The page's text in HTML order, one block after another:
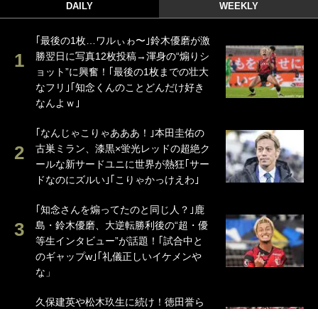
DAILY WEEKLY
｢最後の1枚…ワルぃゎ〜｣鈴木優磨が激
勝翌日に写真12枚投稿→渾身の“煽りシ
ョット”に興奮！｢最後の1枚までの壮大
なフリ｣｢知念くんのことどんだけ好き
なんよｗ｣
｢なんじゃこりゃあああ！｣本田圭佑の
古巣ミラン、漆黒×蛍光レッドの超絶ク
ールな新サードユニに世界が熱狂｢サー
ドなのにズルい｣｢こりゃかっけえわ｣
｢知念さんを煽ってたのと同じ人？｣鹿
島・鈴木優磨、大逆転勝利後の“超・優
等生インタビュー”が話題！｢試合中と
のギャップw｣｢礼儀正しいイケメンや
な」
久保建英や松木玖生に続け！徳田誉ら